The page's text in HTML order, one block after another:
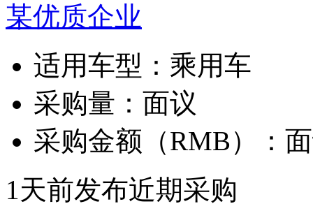
某优质企业
适用车型： 乘用车
采购量： 面议
采购金额（RMB）：
1天前发布近期采购